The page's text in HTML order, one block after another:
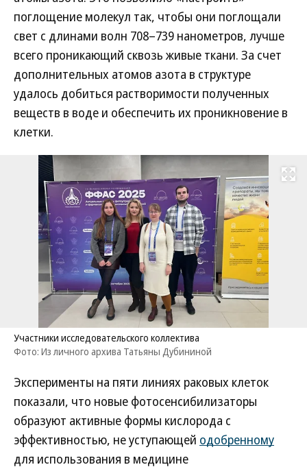
поглощение молекул так, чтобы они поглощали
свет с длинами волн 708–739 нанометров, лучше
всего проникающий сквозь живые ткани. За счет
дополнительных атомов азота в структуре
удалось добиться растворимости полученных
веществ в воде и обеспечить их проникновение в
клетки.
Развернуть
Участники исследовательского коллектива
Фото: Из личного архива Татьяны Дубининой
Эксперименты на пяти линиях раковых клеток
показали, что новые фотосенсибилизаторы
образуют активные формы кислорода с
эффективностью, не уступающей одобренному
для использования в медицине